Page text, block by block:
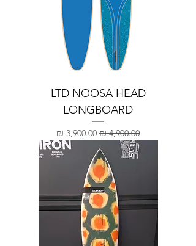
LTD NOOSA HEAD
LONGBOARD
מחיר רגיל מחיר מבצע